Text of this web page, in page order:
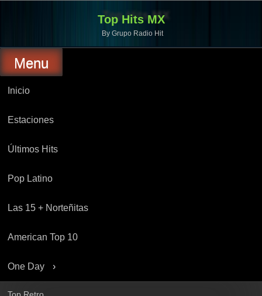
Top Hits MX
By Grupo Radio Hit
Menu
Inicio
Estaciones
Últimos Hits
Pop Latino
Las 15 + Norteñitas
American Top 10
One Day